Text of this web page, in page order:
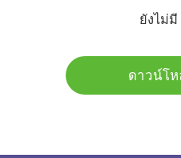
ยังไม่มี
ดาวน์โ